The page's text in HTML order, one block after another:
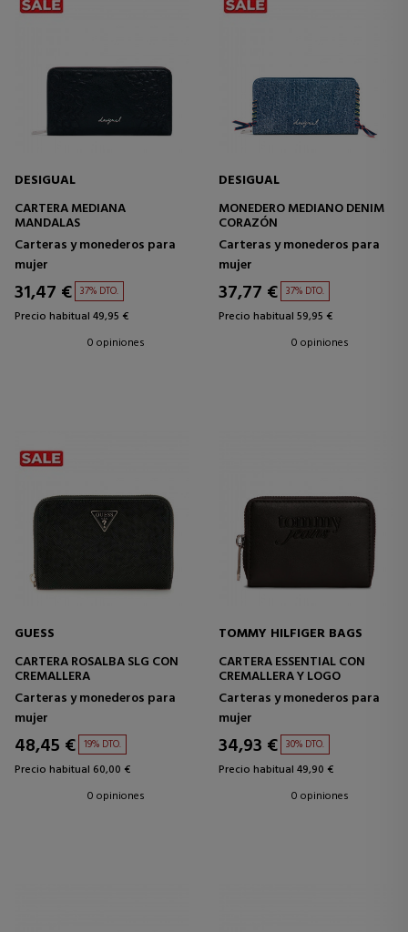
DESIGUAL
CARTERA MEDIANA
MANDALAS
Carteras y monederos para
mujer
31,47 € 37% DTO.
Precio habitual 49,95 €
0 opiniones
DESIGUAL
MONEDERO MEDIANO DENIM
CORAZÓN
Carteras y monederos para
mujer
37,77 € 37% DTO.
Precio habitual 59,95 €
0 opiniones
GUESS
CARTERA ROSALBA SLG CON
CREMALLERA
Carteras y monederos para
mujer
48,45 € 19% DTO.
Precio habitual 60,00 €
0 opiniones
TOMMY HILFIGER BAGS
CARTERA ESSENTIAL CON
CREMALLERA Y LOGO
Carteras y monederos para
mujer
34,93 € 30% DTO.
Precio habitual 49,90 €
0 opiniones